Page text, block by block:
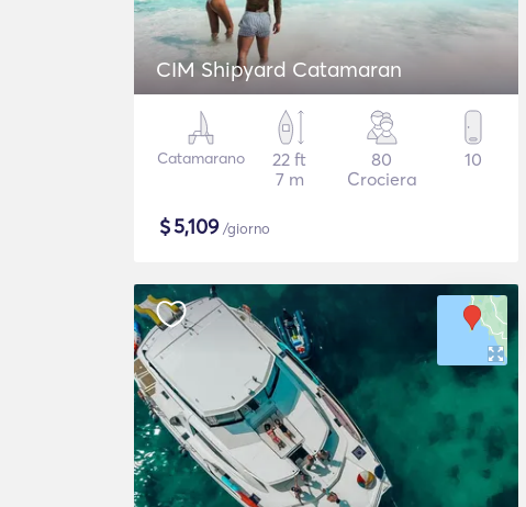
CIM Shipyard Catamaran
Catamarano
22 ft
7 m
80
Crociera
10
$5,109/giorno